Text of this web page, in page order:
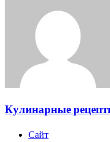
Кулинарные
Сайт